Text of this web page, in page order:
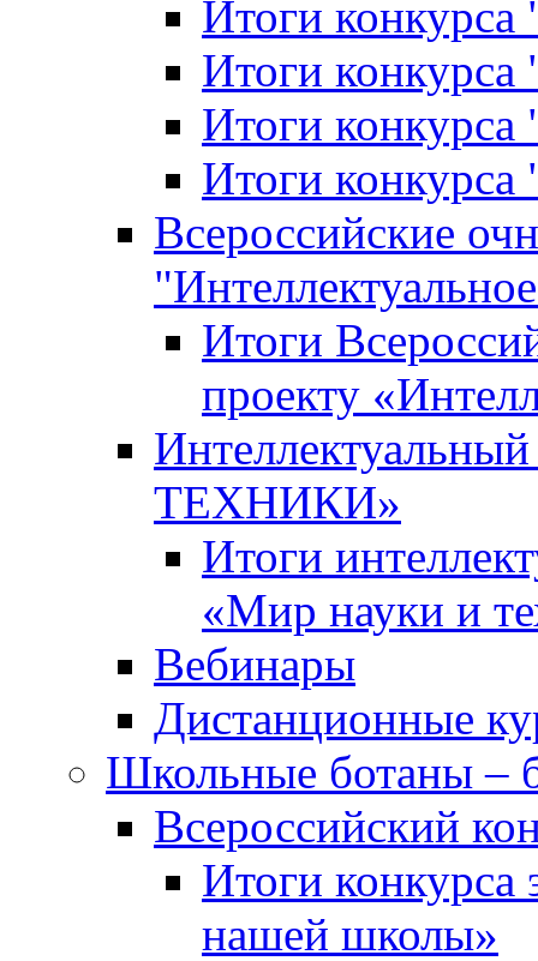
Итоги
Итоги конкурса
Итоги
Итоги
Всероссийские
Итоги
проекту
ТЕХНИКИ»
Итоги
«Мир науки и
Вебинары
Дистанционные
Школьные ботаны –
Всероссийский
Итоги
нашей школы»